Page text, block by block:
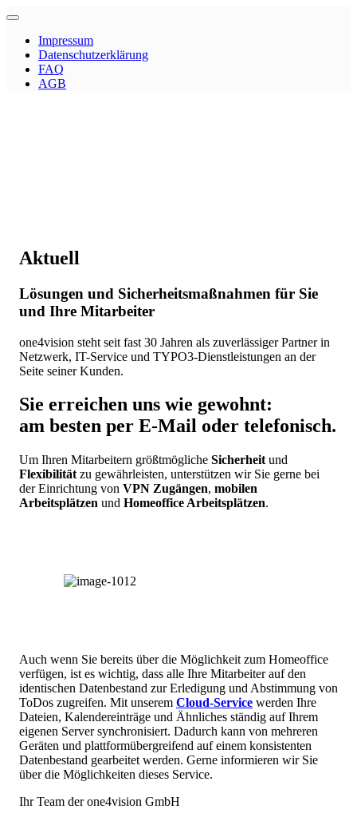
Impressum
Datenschutzerklärung
FAQ
AGB
Aktuell
Lösungen und Sicherheitsmaßnahmen für Sie
und Ihre Mitarbeiter
one4vision steht seit fast 30 Jahren als zuverlässiger Partner in
Netzwerk, IT-Service und TYPO3-Dienstleistungen an der
Seite seiner Kunden.
Sie erreichen uns wie gewohnt:
am besten per E-Mail oder telefonisch.
Um Ihren Mitarbeitern größtmögliche Sicherheit und
Flexibilität zu gewährleisten, unterstützen wir Sie gerne bei
der Einrichtung von VPN Zugängen, mobilen
Arbeitsplätzen und Homeoffice Arbeitsplätzen.
Auch wenn Sie bereits über die Möglichkeit zum Homeoffice
verfügen, ist es wichtig, dass alle Ihre Mitarbeiter auf den
identischen Datenbestand zur Erledigung und Abstimmung von
ToDos zugreifen. Mit unserem Cloud-Service werden Ihre
Dateien, Kalendereinträge und Ähnliches ständig auf Ihrem
eigenen Server synchronisiert. Dadurch kann von mehreren
Geräten und plattformübergreifend auf einem konsistenten
Datenbestand gearbeitet werden. Gerne informieren wir Sie
über die Möglichkeiten dieses Service.
Ihr Team der one4vision GmbH